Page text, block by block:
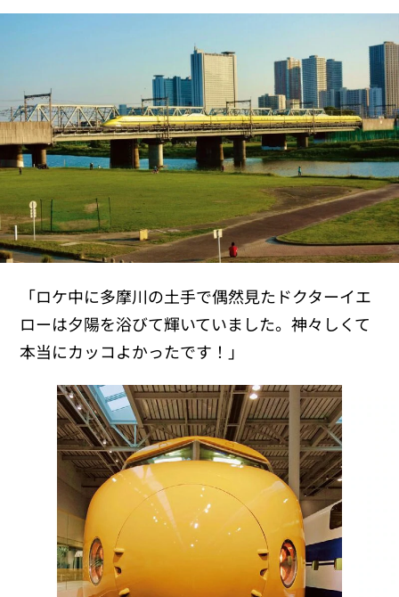
「ロケ中に多摩川の土手で偶然見たドクターイエ
ローは夕陽を浴びて輝いていました。神々しくて
本当にカッコよかったです！」